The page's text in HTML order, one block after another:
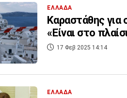
ΕΛΛΑΔΑ
Καραστάθης για
«Είναι στο
17 Φεβ 2025 14:14
ΕΛΛΑΔΑ